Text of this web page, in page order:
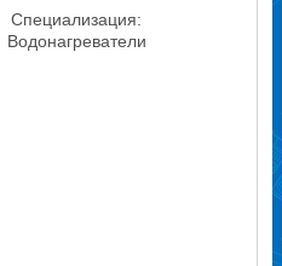
Специализация:
Водонагреватели